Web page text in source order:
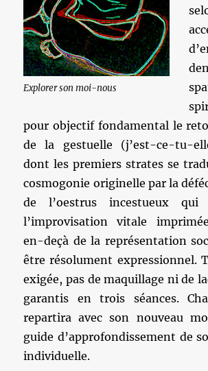
Explorer son moi-nous
pour objectif fondamental le
de la gestuelle (j’est-ce-tu-
dont les premiers strates se
cosmogonie originelle par la
de l’oestrus incestueux qui
l’improvisation vitale
en-deçà de la représentation
être résolument expressionnel.
exigée, pas de maquillage ni de
garantis en trois séances.
repartira avec son nouveau
guide d’approfondissement de
individuelle.